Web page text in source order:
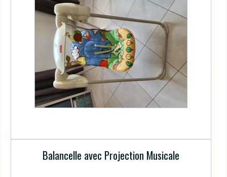
Balancelle avec Projection Musicale